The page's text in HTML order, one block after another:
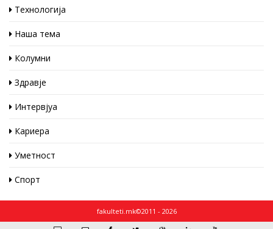
Технологија
Наша тема
Колумни
Здравје
Интервјуа
Кариера
Уметност
Спорт
fakulteti.mk©2011 - 2026